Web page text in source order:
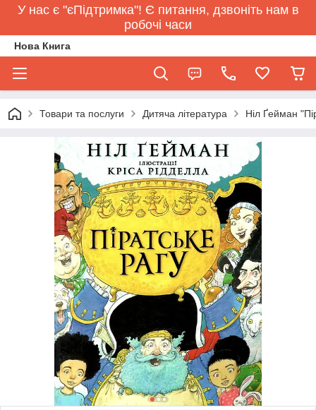
У нас є "єПідтримка"! Є питання, дзвоніть нам в
робочі часи
Нова Книга
Товари та послуги Дитяча література Ніл Ґейман